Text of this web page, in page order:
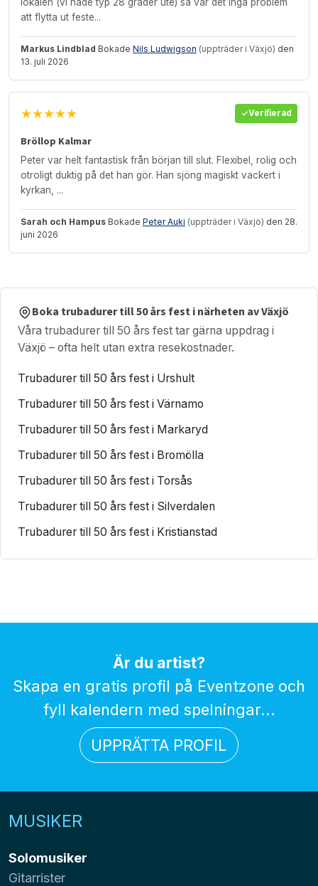
att flytta ut feste...
Markus Lindblad Bokade Nils Ludwigson (uppträder i Växjö) den
13. juli 2026
★★★★★ Verifierad
Bröllop Kalmar
Peter var helt fantastisk från början till slut. Flexibel, rolig och
otroligt duktig på det han gör. Han sjöng magiskt vackert i
kyrkan, ...
Sarah och Hampus Bokade Peter Auki (uppträder i Växjö) den 28.
juni 2026
Boka trubadurer till 50 års fest i närheten av Växjö
Våra trubadurer till 50 års fest tar gärna uppdrag i
Växjö – ofta helt utan extra resekostnader.
Trubadurer till 50 års fest i Urshult
Trubadurer till 50 års fest i Värnamo
Trubadurer till 50 års fest i Markaryd
Trubadurer till 50 års fest i Bromölla
Trubadurer till 50 års fest i Torsås
Trubadurer till 50 års fest i Silverdalen
Trubadurer till 50 års fest i Kristianstad
Är du artist?
Skapa en gratis profil på Eventzone och
fyll kalendern med spelningar...
UPPRÄTTA PROFIL
MUSIKER
Solomusiker
Gitarrister